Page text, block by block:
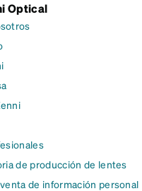
Optical
de producción de lentes
de información personal